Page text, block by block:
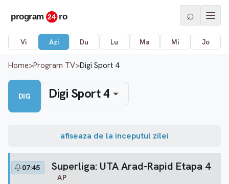
⌕
Vi Azi Du Lu Ma Mi Jo
Home>Program TV>Digi Sport 4
DIG Digi Sport 4
afiseaza de la inceputul zilei
07:45 Superliga: UTA Arad-Rapid Etapa 4
AP